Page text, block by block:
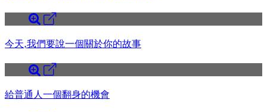
今天,我們要說一個關於你的故事
給普通人一個翻身的機會